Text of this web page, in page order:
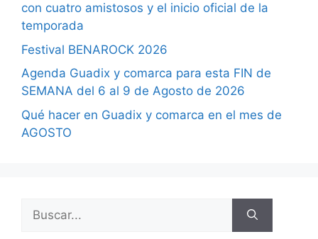
con cuatro amistosos y el inicio oficial de la
temporada
Festival BENAROCK 2026
Agenda Guadix y comarca para esta FIN de
SEMANA del 6 al 9 de Agosto de 2026
Qué hacer en Guadix y comarca en el mes de
AGOSTO